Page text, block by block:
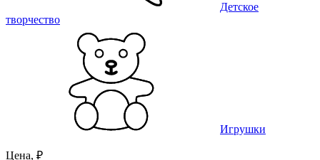
Детское
творчество
Игрушки
Цена, ₽